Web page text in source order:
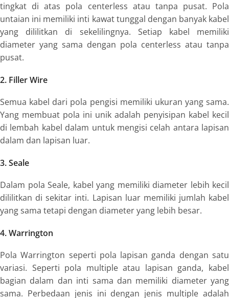
tingkat di atas pola centerless atau tanpa pusat. Pola
untaian ini memiliki inti kawat tunggal dengan banyak kabel
yang dililitkan di sekelilingnya. Setiap kabel memiliki
diameter yang sama dengan pola centerless atau tanpa
pusat.
2. Filler Wire
Semua kabel dari pola pengisi memiliki ukuran yang sama.
Yang membuat pola ini unik adalah penyisipan kabel kecil
di lembah kabel dalam untuk mengisi celah antara lapisan
dalam dan lapisan luar.
3. Seale
Dalam pola Seale, kabel yang memiliki diameter lebih kecil
dililitkan di sekitar inti. Lapisan luar memiliki jumlah kabel
yang sama tetapi dengan diameter yang lebih besar.
4. Warrington
Pola Warrington seperti pola lapisan ganda dengan satu
variasi. Seperti pola multipleatau lapisan ganda, kabel
bagian dalam dan inti sama dan memiliki diameter yang
sama. Perbedaan jenis ini dengan jenis multiple adalah